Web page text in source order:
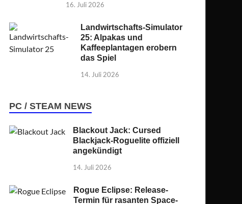
16. Juli 2026
Landwirtschafts-Simulator
25: Alpakas und
Kaffeeplantagen erobern
das Spiel
14. Juli 2026
PC / STEAM NEWS
Blackout Jack: Cursed
Blackjack-Roguelite offiziell
angekündigt
14. Juli 2026
Rogue Eclipse: Release-
Termin für rasanten Space-